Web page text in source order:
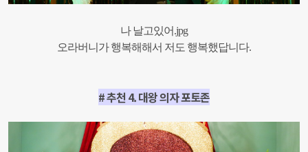
나 날고있어.jpg
오라버니가 행복해해서 저도 행복했답니다.
# 추천 4. 대왕 의자 포토존